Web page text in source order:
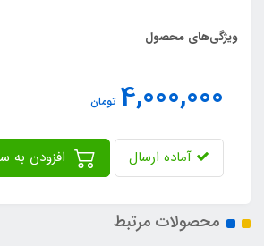
ویژگی‌های محصول
4,000,000 تومان
آماده ارسال
محصولات مرتبط